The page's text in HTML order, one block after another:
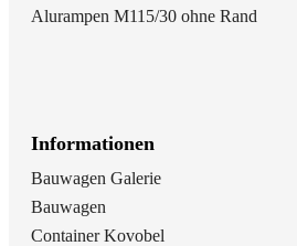
Alurampen M115/30 ohne Rand
Informationen
Bauwagen Galerie
Bauwagen
Container Kovobel